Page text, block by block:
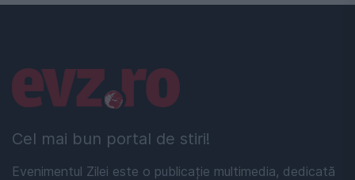
Cel mai bun portal de stiri!
Evenimentul Zilei este o publicație multimedia, dedicată
Linkuri utile